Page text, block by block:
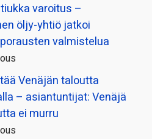
varoitus –
öljy-yhtiö jatkoi
valmistelua
Venäjän taloutta
– asiantuntijat: Venäjä
ei murru